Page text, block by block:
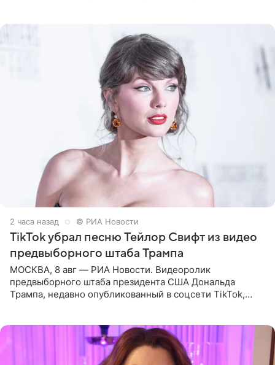
2 часа назад © РИА Новости
TikTok убрал песню Тейлор Свифт из видео
предвыборного штаба Трампа
МОСКВА, 8 авг — РИА Новости. Видеоролик
предвыборного штаба президента США Дональда
Трампа, недавно опубликованный в соцсети TikTok,